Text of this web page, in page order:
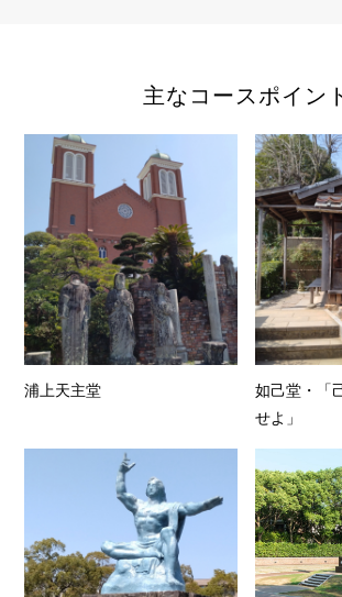
主なコースポイン
浦上天主堂
如己堂・「
せよ」